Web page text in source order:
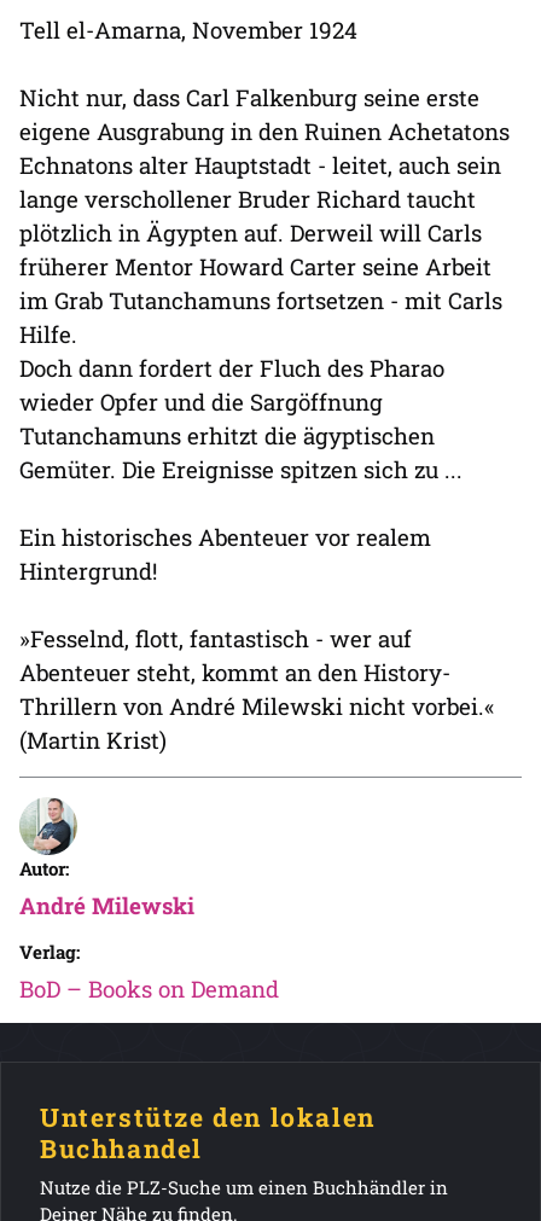
Tell el-Amarna, November 1924
Nicht nur, dass Carl Falkenburg seine erste
eigene Ausgrabung in den Ruinen Achetatons
Echnatons alter Hauptstadt - leitet, auch sein
lange verschollener Bruder Richard taucht
plötzlich in Ägypten auf. Derweil will Carls
früherer Mentor Howard Carter seine Arbeit
im Grab Tutanchamuns fortsetzen - mit Carls
Hilfe.
Doch dann fordert der Fluch des Pharao
wieder Opfer und die Sargöffnung
Tutanchamuns erhitzt die ägyptischen
Gemüter. Die Ereignisse spitzen sich zu ...
Ein historisches Abenteuer vor realem
Hintergrund!
»Fesselnd, flott, fantastisch - wer auf
Abenteuer steht, kommt an den History-
Thrillern von André Milewski nicht vorbei.«
(Martin Krist)
Autor:
André Milewski
Verlag:
BoD – Books on Demand
Unterstütze den lokalen
Buchhandel
Nutze die PLZ-Suche um einen Buchhändler in
Deiner Nähe zu finden.